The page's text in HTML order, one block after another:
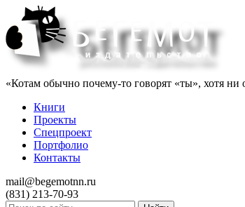
«Котам обычно почему-то говорят «ты», хотя
Книги
Проекты
Спецпроект
Портфолио
Контакты
mail@begemotnn.ru
(831) 213-70-93